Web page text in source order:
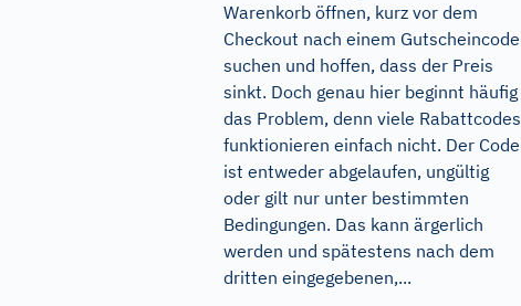
Warenkorb öffnen, kurz vor dem
Checkout nach einem Gutscheincode
suchen und hoffen, dass der Preis
sinkt. Doch genau hier beginnt häufig
das Problem, denn viele Rabattcodes
funktionieren einfach nicht. Der Code
ist entweder abgelaufen, ungültig
oder gilt nur unter bestimmten
Bedingungen. Das kann ärgerlich
werden und spätestens nach dem
dritten eingegebenen,...